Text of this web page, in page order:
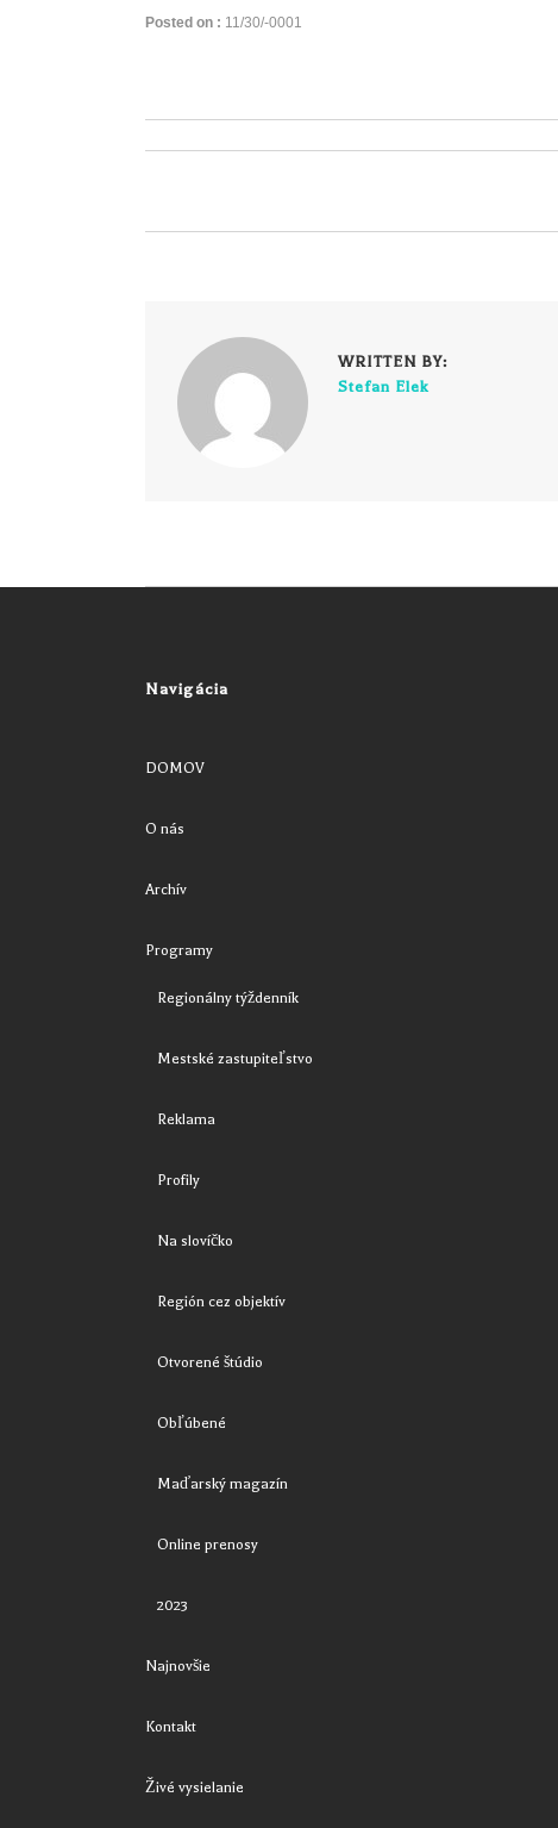
Posted on : 11/30/-0001
WRITTEN BY:
Stefan Elek
Navigácia
DOMOV
O nás
Archív
Programy
Regionálny týždenník
Mestské zastupiteľstvo
Reklama
Profily
Na slovíčko
Región cez objektív
Otvorené štúdio
Obľúbené
Maďarský magazín
Online prenosy
2023
Najnovšie
Kontakt
Živé vysielanie